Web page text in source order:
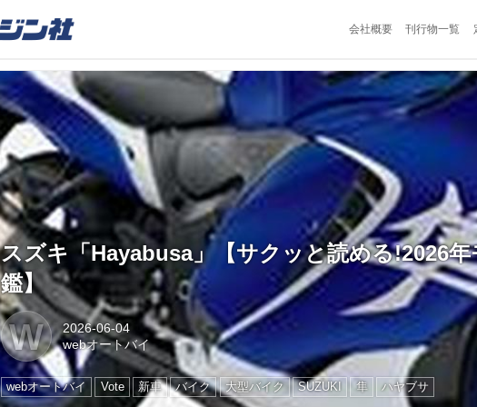
会社概要 刊行物一覧
スズキ「Hayabusa」【サクッと読める!2026年
鑑】
W
2026-06-04
webオートバイ
webオートバイ Vote 新車 バイク 大型バイク SUZUKI 隼 ハヤブサ